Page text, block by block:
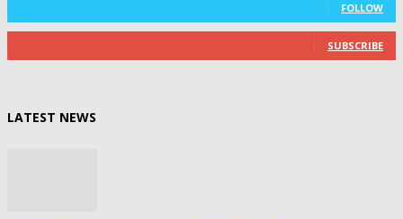
FOLLOW
SUBSCRIBE
LATEST NEWS